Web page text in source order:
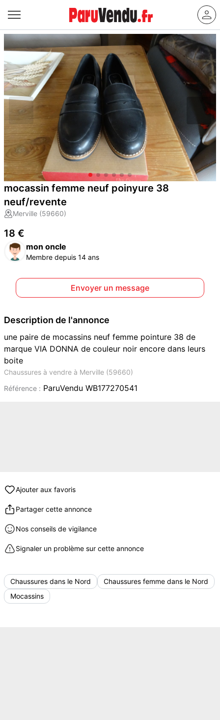
mocassin femme neuf poinyure 38
neuf/revente
Merville (59660)
18 €
mon oncle
Membre depuis 14 ans
Envoyer un message
Description de l'annonce
une paire de mocassins neuf femme pointure 38 de
marque VIA DONNA de couleur noir encore dans leurs
boite
Chaussures à vendre à Merville (59660)
Référence : ParuVendu WB177270541
Ajouter aux favoris
Partager cette annonce
Nos conseils de vigilance
Signaler un problème sur cette annonce
Chaussures dans le Nord
Chaussures femme dans le Nord
Mocassins